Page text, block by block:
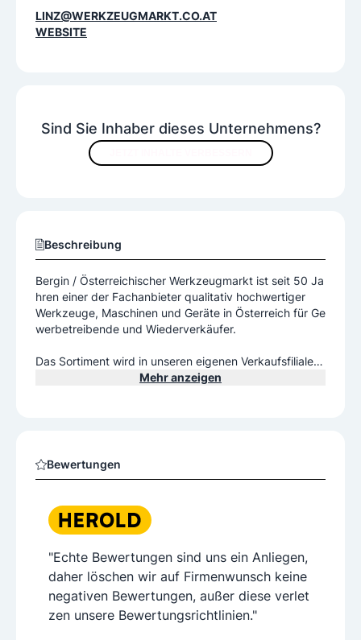
Sind Sie Inhaber dieses Unternehmens?
Beschreibung
Bergin / Österreichischer Werkzeugmarkt ist seit 50 Ja
hren einer der Fachanbieter qualitativ hochwertiger
Werkzeuge, Maschinen und Geräte in Österreich für Ge
werbetreibende und Wiederverkäufer.
Das Sortiment wird in unseren eigenen Verkaufsfilialen
"Österreichischer Werkzeugmarkt"
n Qualitätsanforderungen
garantieren wir Zuverlässigkeit für unsere Partner im G
Mehr anzeigen
Bewertungen
"Echte Bewertungen sind uns ein Anliegen,
daher löschen wir auf Firmenwunsch keine
negativen Bewertungen, außer diese verlet
zen unsere Bewertungsrichtlinien."
LINZ@WERKZEUGMARKT.CO.AT
WEBSITE